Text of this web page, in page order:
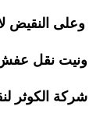
وعلى النقيض
ونيت نقل عفش
شركة الكوثر